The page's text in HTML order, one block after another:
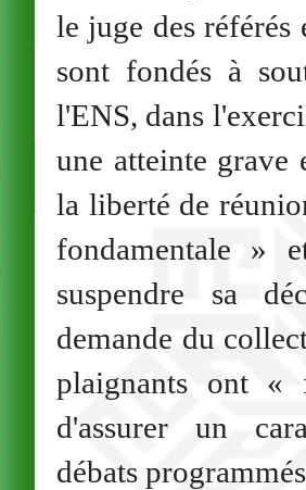
le juge des référés
sont fondés à
l'ENS, dans
une atteinte grave
la liberté de
fondamentale »
suspendre sa
demande du
plaignants ont
d'assurer un
débats